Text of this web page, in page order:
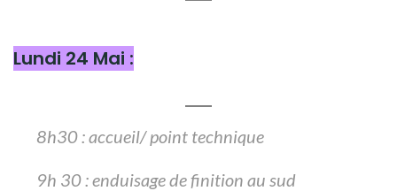
Lundi 24 Mai :
8h30 : accueil/ point technique
9h 30 : enduisage de finition au sud